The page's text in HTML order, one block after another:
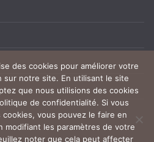
des cookies pour améliorer votre
sur notre site. En utilisant le site
que nous utilisions des cookies
de confidentialité. Si vous
vous pouvez le faire en
modifiant les paramètres de votre
noter que cela peut affecter